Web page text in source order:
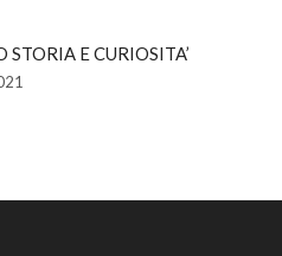
STORIA E CURIOSITA’